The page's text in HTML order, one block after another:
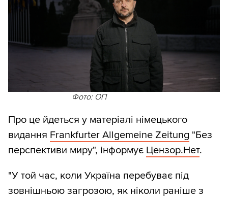
Фото: ОП
Про це йдеться у матеріалі німецького
видання Frankfurter Allgemeine Zeitung "Без
перспективи миру", інформує Цензор.Нет.
"У той час, коли Україна перебуває під
зовнішньою загрозою, як ніколи раніше з